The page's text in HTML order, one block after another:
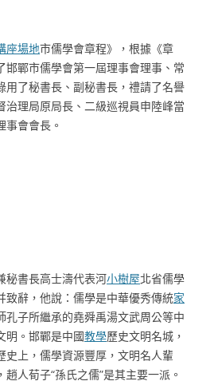
座場地市儒學會章程》，根據《章
邯鄲市儒學會第一屆理事會理事、常
用了秘書長、副秘書長，禮請了名譽
治理局原局長、二級巡視員申陸峰當
會會長。
秘書長高士濤代表河小樹屋北省儒學
致辭，他說：儒學是中華優秀傳統家
孔子所繼承的堯舜禹湯文武周公等中
明。邯鄲是中國教學歷史文明名城，
史上，儒學資源豐厚，文明名人輩
人荀子“孫氏之儒”是其主要一派。